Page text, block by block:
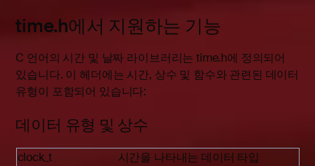
time.h에서 지원하는 기능
C 언어의 시간 및 날짜 라이브러리는 time.h에 정의되어
있습니다. 이 헤더에는 시간, 상수 및 함수와 관련된 데이터
유형이 포함되어 있습니다:
데이터 유형 및 상수
clock_t
시간을 나타내는 데이터 타입